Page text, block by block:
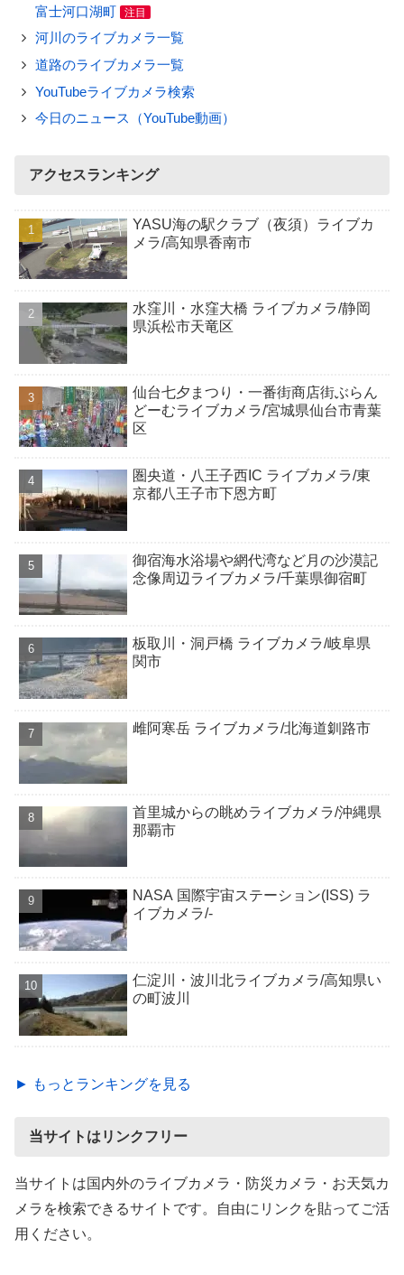
富士河口湖町
注目
河川のライブカメラ一覧
道路のライブカメラ一覧
YouTubeライブカメラ検索
今日のニュース（YouTube動画）
アクセスランキング
YASU海の駅クラブ（夜須）ライブカ
メラ/高知県香南市
水窪川・水窪大橋 ライブカメラ/静岡
県浜松市天竜区
仙台七夕まつり・一番街商店街ぶらん
どーむライブカメラ/宮城県仙台市青葉
区
圏央道・八王子西IC ライブカメラ/東
京都八王子市下恩方町
御宿海水浴場や網代湾など月の沙漠記
念像周辺ライブカメラ/千葉県御宿町
板取川・洞戸橋 ライブカメラ/岐阜県
関市
雌阿寒岳 ライブカメラ/北海道釧路市
首里城からの眺めライブカメラ/沖縄県
那覇市
NASA 国際宇宙ステーション(ISS) ラ
イブカメラ/-
仁淀川・波川北ライブカメラ/高知県い
の町波川
► もっとランキングを見る
当サイトはリンクフリー
当サイトは国内外のライブカメラ・防災カメラ・お天気カ
メラを検索できるサイトです。自由にリンクを貼ってご活
用ください。